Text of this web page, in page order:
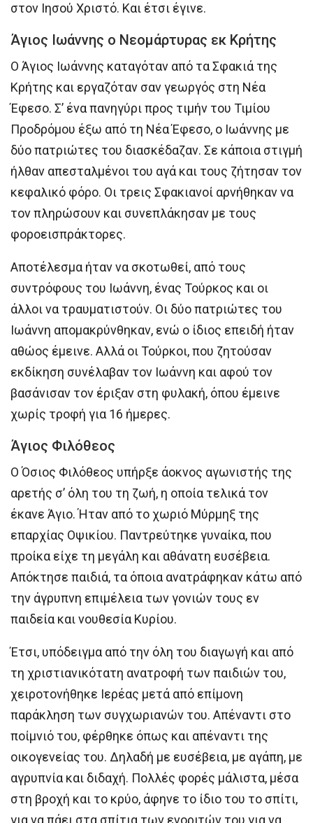
στον Ιησού Χριστό. Και έτσι έγινε.
Άγιος Ιωάννης ο Νεομάρτυρας εκ Κρήτης
Ο Άγιος Ιωάννης καταγόταν από τα Σφακιά της
Κρήτης και εργαζόταν σαν γεωργός στη Νέα
Έφεσο. Σ’ ένα πανηγύρι προς τιμήν του Τιμίου
Προδρόμου έξω από τη Νέα Έφεσο, ο Ιωάννης με
δύο πατριώτες του διασκέδαζαν. Σε κάποια στιγμή
ήλθαν απεσταλμένοι του αγά και τους ζήτησαν τον
κεφαλικό φόρο. Οι τρεις Σφακιανοί αρνήθηκαν να
τον πληρώσουν και συνεπλάκησαν με τους
φοροεισπράκτορες.
Αποτέλεσμα ήταν να σκοτωθεί, από τους
συντρόφους του Ιωάννη, ένας Τούρκος και οι
άλλοι να τραυματιστούν. Οι δύο πατριώτες του
Ιωάννη απομακρύνθηκαν, ενώ ο ίδιος επειδή ήταν
αθώος έμεινε. Αλλά οι Τούρκοι, που ζητούσαν
εκδίκηση συνέλαβαν τον Ιωάννη και αφού τον
βασάνισαν τον έριξαν στη φυλακή, όπου έμεινε
χωρίς τροφή για 16 ήμερες.
Άγιος Φιλόθεος
Ο Όσιος Φιλόθεος υπήρξε άοκνος αγωνιστής της
αρετής σ’ όλη του τη ζωή, η οποία τελικά τον
έκανε Άγιο. Ήταν από το χωριό Μύρμηξ της
επαρχίας Οψικίου. Παντρεύτηκε γυναίκα, που
προίκα είχε τη μεγάλη και αθάνατη ευσέβεια.
Απόκτησε παιδιά, τα όποια ανατράφηκαν κάτω από
την άγρυπνη επιμέλεια των γονιών τους εν
παιδεία και νουθεσία Κυρίου.
Έτσι, υπόδειγμα από την όλη του διαγωγή και από
τη χριστιανικότατη ανατροφή των παιδιών του,
χειροτονήθηκε Ιερέας μετά από επίμονη
παράκληση των συγχωριανών του. Απέναντι στο
ποίμνιό του, φέρθηκε όπως και απέναντι της
οικογενείας του. Δηλαδή με ευσέβεια, με αγάπη, με
αγρυπνία και διδαχή. Πολλές φορές μάλιστα, μέσα
στη βροχή και το κρύο, άφηνε το ίδιο του το σπίτι,